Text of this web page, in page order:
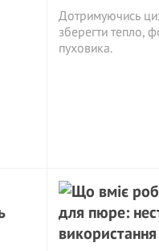
Дотримуючись
зберегти тепло,
пуховика.